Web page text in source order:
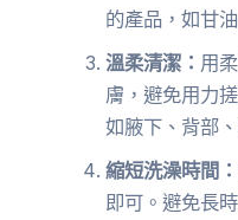
的產品，如甘
溫柔清潔： 用
膚，避免用力
如腋下、背部
縮短洗澡時間：
即可。避免長